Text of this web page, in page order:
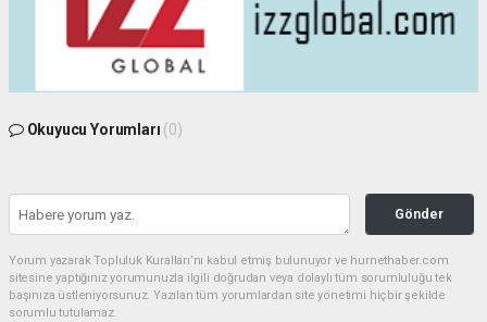
Okuyucu Yorumları (0)
Gönder
Yorum yazarak Topluluk Kuralları’nı kabul etmiş bulunuyor ve hurnethaber.com
sitesine yaptığınız yorumunuzla ilgili doğrudan veya dolaylı tüm sorumluluğu tek
başınıza üstleniyorsunuz. Yazılan tüm yorumlardan site yönetimi hiçbir şekilde
sorumlu tutulamaz.